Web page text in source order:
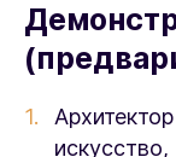
искусство,